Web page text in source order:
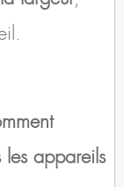
les appareils